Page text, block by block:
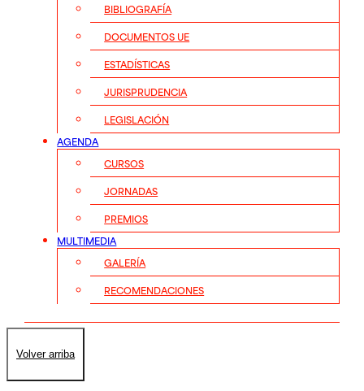
BIBLIOGRAFÍA
DOCUMENTOS UE
ESTADÍSTICAS
JURISPRUDENCIA
LEGISLACIÓN
AGENDA
CURSOS
JORNADAS
PREMIOS
MULTIMEDIA
GALERÍA
RECOMENDACIONES
Volver arriba